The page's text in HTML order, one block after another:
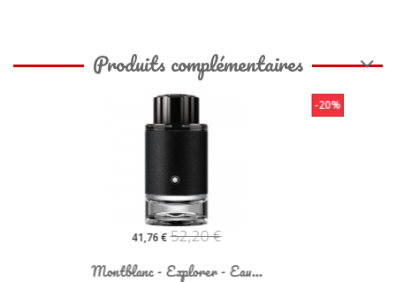
Produits complémentaires
77,76 €97,20 €
-20%
Montblanc - Explorer Ultra...